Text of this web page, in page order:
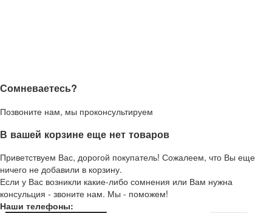
Сомневаетесь?
Позвоните нам, мы проконсультируем
В вашей корзине еще нет товаров
Приветствуем Вас, дорогой покупатель! Сожалеем, что Вы еще
ничего не добавили в корзину.
Если у Вас возникли какие-либо сомнения или Вам нужна
консульция - звоните нам. Мы - поможем!
Наши телефоны: